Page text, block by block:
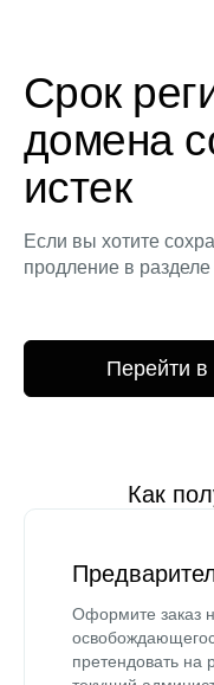
Срок
домена
истек
Если вы хотите
продление в
Перейти в
Как
Оформите заказ
претендовать на